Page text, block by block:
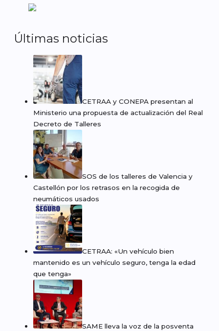
Últimas noticias
CETRAA y CONEPA presentan al
Ministerio una propuesta de actualización del Real
Decreto de Talleres
SOS de los talleres de Valencia y
Castellón por los retrasos en la recogida de
neumáticos usados
CETRAA: «Un vehículo bien
mantenido es un vehículo seguro, tenga la edad
que tenga»
SAME lleva la voz de la posventa